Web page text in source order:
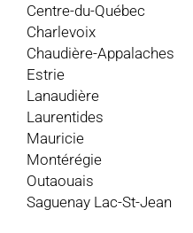
Centre-du-Québec
Charlevoix
Chaudière-Appalaches
Estrie
Lanaudière
Laurentides
Mauricie
Montérégie
Outaouais
Saguenay Lac-St-Jean